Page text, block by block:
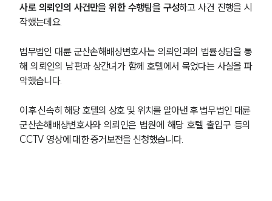
사로 의뢰인의 사건만을 위한 수행팀을 구성하고 사건 진행을 시
작했는데요.
법무법인 대륜 군산손해배상변호사는 의뢰인과의 법률상담을 통
해 의뢰인의 남편과 상간녀가 함께 호텔에서 묵었다는 사실을 파
악했습니다.
이후 신속히 해당 호텔의 상호 및 위치를 알아낸 후 법무법인 대륜
군산손해배상변호사와 의뢰인은 법원에 해당 호텔 출입구 등의
CCTV 영상에 대한 증거보전을 신청했습니다.